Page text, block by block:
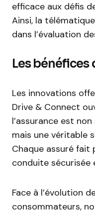
efficace aux défis
Ainsi, la
dans l’évaluation
Les
Les innovations
Drive & Connect
l’assurance est
mais une véritable
Chaque assuré fait
conduite sécurisée
Face à l’évolution
consommateurs,